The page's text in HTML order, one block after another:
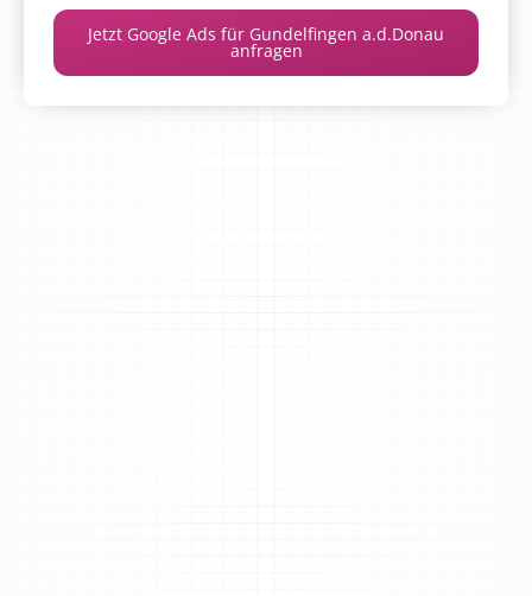
Jetzt Google Ads für Gundelfingen a.d.Donau
anfragen